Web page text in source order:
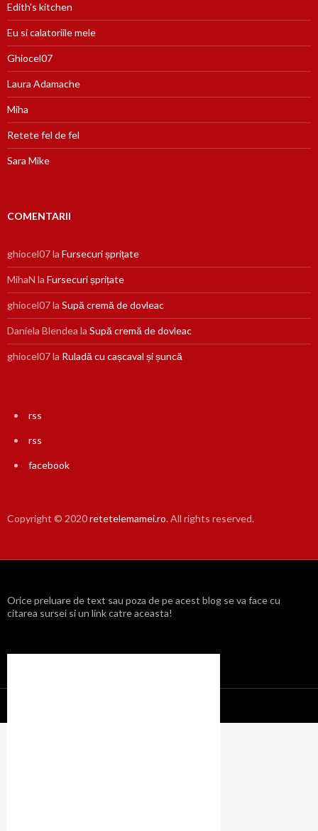
Edith's kitchen
Eu si calatoriile mele
Ghiocel07
Laura Adamache
Miha
Retete fel de fel
Sara Mike
COMENTARII
ghiocel07la Fursecuri șprițate
MihaN la Fursecuri șprițate
ghiocel07la Supă cremă de dovleac
Daniela Blendea la Supă cremă de dovleac
ghiocel07la Ruladă cu cașcaval și șuncă
rss
rss
facebook
Copyright © 2020retetelemamei.ro. All rights reserved.
Orice preluare de text sau poza de pe acest blog se va face cu
citarea sursei si un link catre aceasta!